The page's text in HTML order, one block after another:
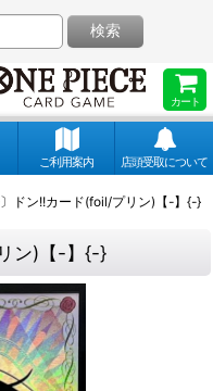
カート
検索
ご利用案内 店頭受取について
〕ドン!!カード(foil/プリン)【-】{-}
ン)【-】{-}